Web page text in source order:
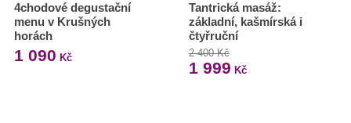
4chodové degustační
menu v Krušných
horách
1 090 Kč
Tantrická masáž:
základní, kašmírská i
čtyřruční
2 400 Kč
1 999 Kč